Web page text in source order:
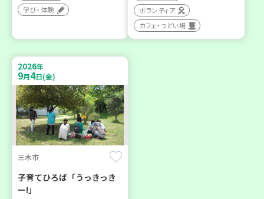
学び・体験
ボランティア
カフェ・つどい場
2026年
9月4日(金)
三木市
子育てひろば「うっきっき
ー!」